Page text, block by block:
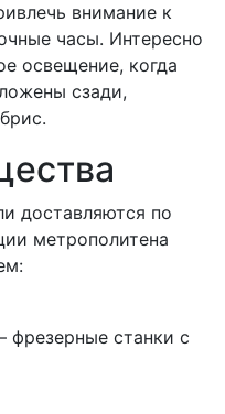
внимание к
часы. Интересно
освещение, когда
сзади,
доставляются по
метрополитена
фрезерные станки с